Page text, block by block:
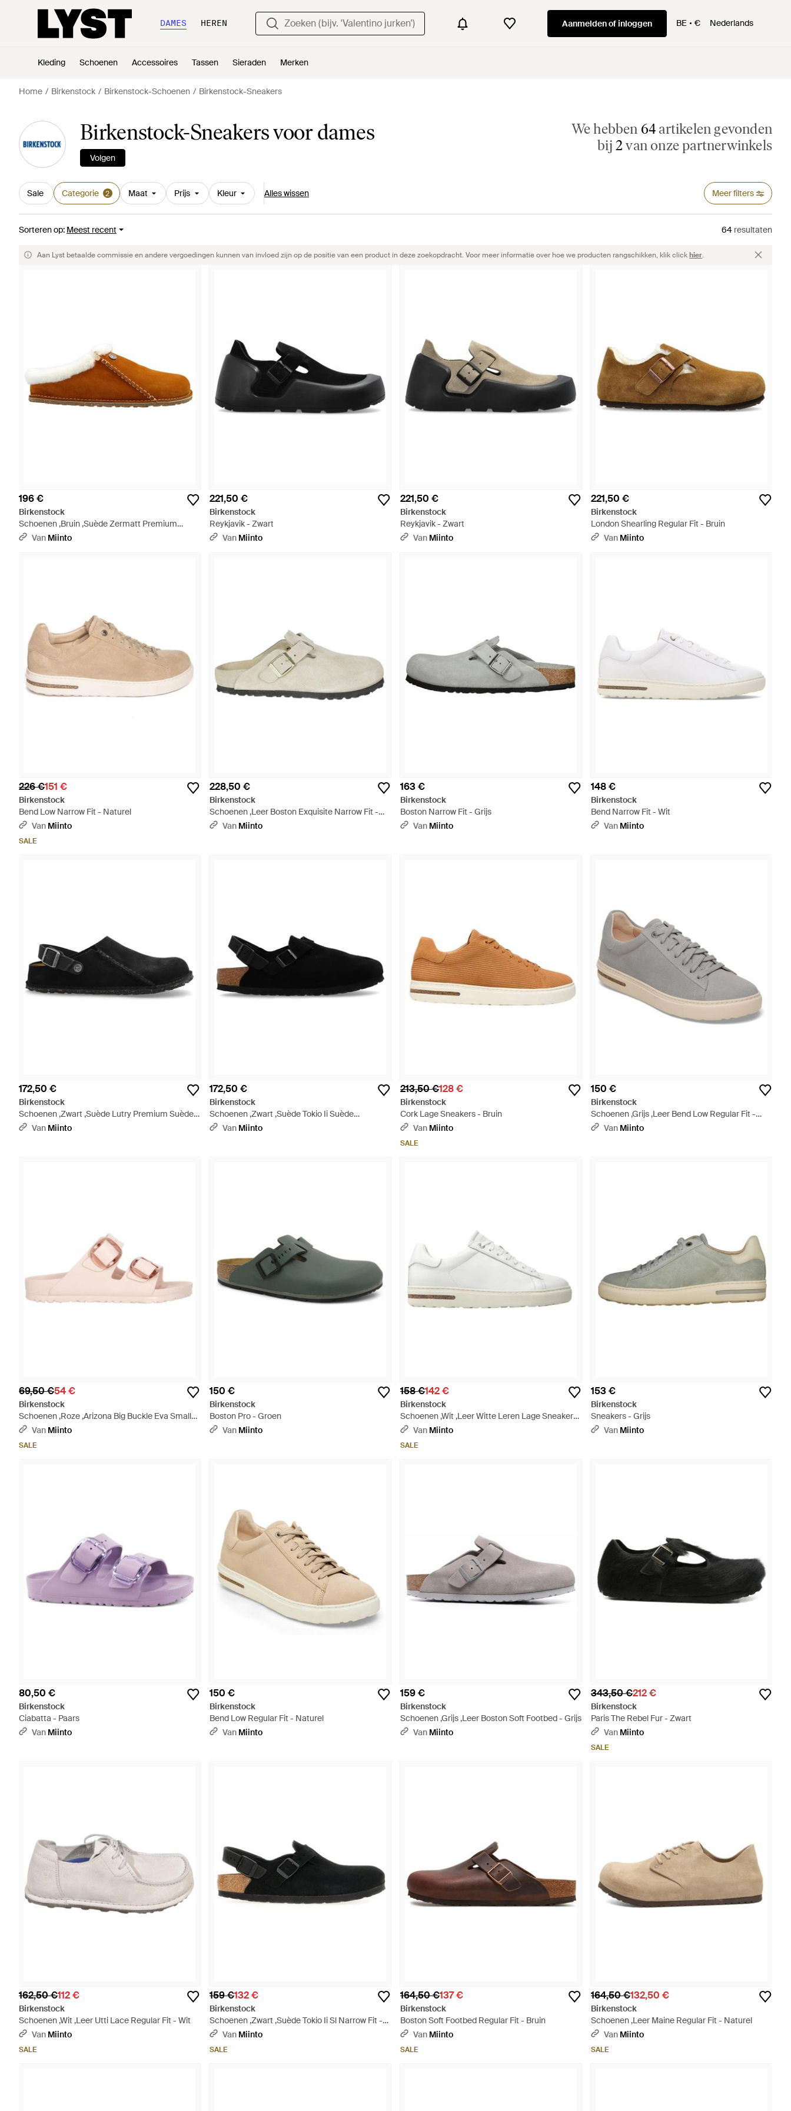
DAMES HEREN Aanmelden of inloggen BE € Nederlands
Kleding Schoenen Accessoires Tassen Sieraden Merken
Home Birkenstock Birkenstock-Schoenen Birkenstock-Sneakers
Birkenstock-Sneakers voor dames
Volgen
We hebben 64 artikelen gevonden
bij 2 van onze partnerwinkels
Sale Categorie 2 Maat Prijs Kleur Alles wissen Meer filters
Sorteren op: Meest recent 64 resultaten
Aan Lyst betaalde commissie en andere vergoedingen kunnen van invloed zijn op de positie van een product in deze zoekopdracht. Voor meer informatie over hoe we producten rangschikken, klik clickhier.
196 €
Birkenstock
Schoenen ,Bruin ,Suède Zermatt Premium
Narrow Fit - Bruin
Van Miinto
221,50 €
Birkenstock
Reykjavik - Zwart
Van Miinto
221,50 €
Birkenstock
Reykjavik - Zwart
Van Miinto
221,50 €
Birkenstock
London Shearling Regular Fit - Bruin
Van Miinto
226 €151 €
Birkenstock
Bend Low Narrow Fit - Naturel
Van Miinto
SALE
228,50 €
Birkenstock
Schoenen ,Leer Boston Exquisite Narrow Fit -
Wit Van Miinto
163 €
Birkenstock
Boston Narrow Fit - Grijs
Van Miinto
148 €
Birkenstock
Bend Narrow Fit - Wit
Van Miinto
172,50 €
Birkenstock
Schoenen ,Zwart ,Suède Lutry Premium Suède
Slippers - Zwart
Van Miinto
172,50 €
Birkenstock
Schoenen ,Zwart ,Suède Tokio Ii Suède
Schoenen - Zwart
Van Miinto
213,50 €128 €
Birkenstock
Cork Lage Sneakers - Bruin
Van Miinto
SALE
150 €
Birkenstock
Schoenen ,Grijs ,Leer Bend Low Regular Fit -
GrijsVan Miinto
69,50 €54 €
Birkenstock
Schoenen ,Roze ,Arizona Big Buckle Eva Smalle
Pasvorm - Roze
Van Miinto
SALE
150 €
Birkenstock
Boston Pro - Groen
Van Miinto
158 €142 €
Birkenstock
Schoenen ,Wit ,Leer Witte Leren Lage Sneakers
- WitVan Miinto
SALE
153 €
Birkenstock
Sneakers - Grijs
Van Miinto
80,50 €
Birkenstock
Ciabatta - Paars
Van Miinto
150 €
Birkenstock
Bend Low Regular Fit - Naturel
Van Miinto
159 €
Birkenstock
Schoenen ,Grijs ,Leer Boston Soft Footbed - Grijs
Van Miinto
343,50 €212 €
Birkenstock
Paris The Rebel Fur - Zwart
Van Miinto
SALE
162,50 €112 €
Birkenstock
Schoenen ,Wit ,Leer Utti Lace Regular Fit - Wit
Van Miinto
SALE
159 €132 €
Birkenstock
Schoenen ,Zwart ,Suède Tokio Ii Sl Narrow Fit -
Zwart
Van Miinto
SALE
164,50 €137 €
Birkenstock
Boston Soft Footbed Regular Fit - Bruin
Van Miinto
SALE
164,50 €132,50 €
Birkenstock
Schoenen ,Leer Maine Regular Fit - Naturel
Van Miinto
SALE